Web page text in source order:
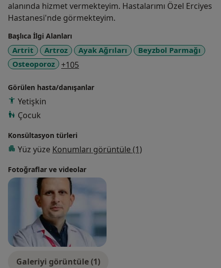
alanında hizmet vermekteyim. Hastalarımı Özel Erciyes
Hastanesi'nde görmekteyim.
Başlıca İlgi Alanları
Artrit Artroz Ayak Ağrıları
Beyzbol Parmağı
Osteoporoz
+105
Görülen hasta/danışanlar
Yetişkin
Çocuk
Konsültasyon türleri
Yüz yüze Konumları görüntüle (1)
Fotoğraflar ve videolar
Galeriyi görüntüle (1)